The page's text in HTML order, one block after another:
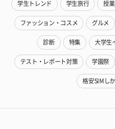
学生トレンド 学生旅行 授
ファッション・コスメ グルメ
診断 特集 大学生
テスト・レポート対策 学園祭
格安SIMし